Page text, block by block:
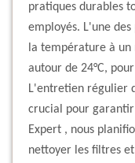
pratiques durables
employés. L'une
la température à
autour de 24°C,
L'entretien régulier
crucial pour
Expert , nous
nettoyer les filtres